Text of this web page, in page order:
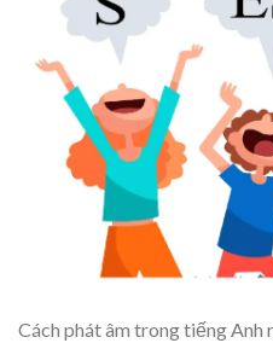
Cách phát âm trong tiếng